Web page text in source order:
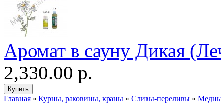
Аромат в сауну Дикая
2,330.00 р.
Главная » Курны, раковины, краны » Сливы-переливы »